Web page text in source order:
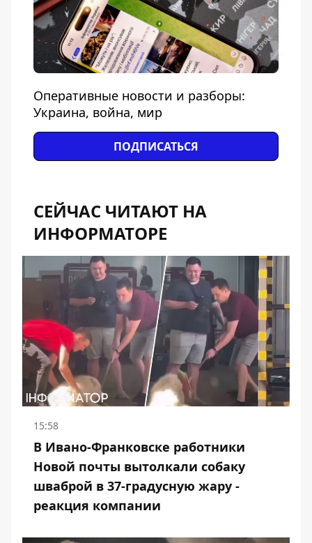
Оперативные новости и разборы:
Украина, война, мир
ПОДПИСАТЬСЯ
СЕЙЧАС ЧИТАЮТ НА
ИНФОРМАТОРЕ
15:58
В Ивано-Франковске работники
Новой почты вытолкали собаку
шваброй в 37-градусную жару -
реакция компании